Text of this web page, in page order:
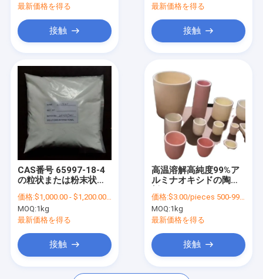
製品
ビデオ
わたしたち に つい て
工場 ツアー
連絡 ください
引金 を 求め て ください
最新価格を得る
接触
最新価格を得る
接触
CAS番号 65997-18-4
の粒状または粉末状に
クグラス
価格:$1,000.00 - $1,200.00/metric tons
MOQ:1kg
最新価格を得る
接触
高温溶解高純度99%ア
ルミナオキシドの陶器
価格:$3.00/pieces 500-999 pieces
MOQ:1kg
最新価格を得る
接触